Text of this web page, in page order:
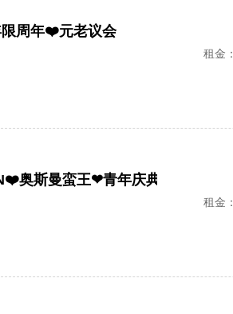
周年❤️元老议会
租金：
租金：